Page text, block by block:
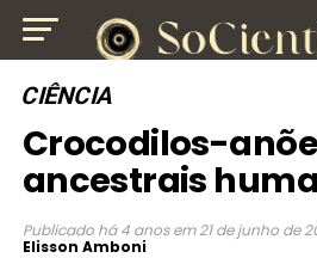
CIÊNCIA
Crocodilos-
ancestrais
Publicado há 4 anos em 21 de junho de
Elisson Amboni